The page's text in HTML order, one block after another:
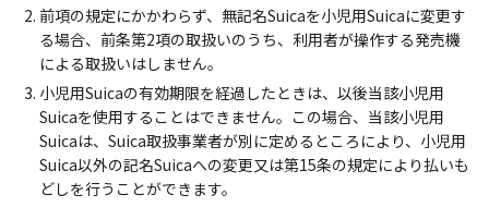
前項の規定にかかわらず、無記名Suicaを小児用Suicaに変更す
る場合、前条第2項の取扱いのうち、利用者が操作する発売機
による取扱いはしません。
小児用Suicaの有効期限を経過したときは、以後当該小児用
Suicaを使用することはできません。この場合、当該小児用
Suicaは、Suica取扱事業者が別に定めるところにより、小児用
Suica以外の記名Suicaへの変更又は第15条の規定により払いも
どしを行うことができます。